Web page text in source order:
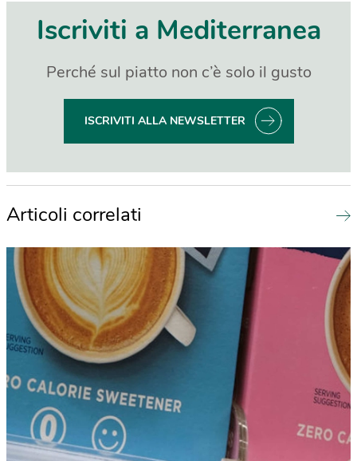
Iscriviti a Mediterranea
Perché sul piatto non c’è solo il gusto
ISCRIVITI ALLA NEWSLETTER
Articoli correlati